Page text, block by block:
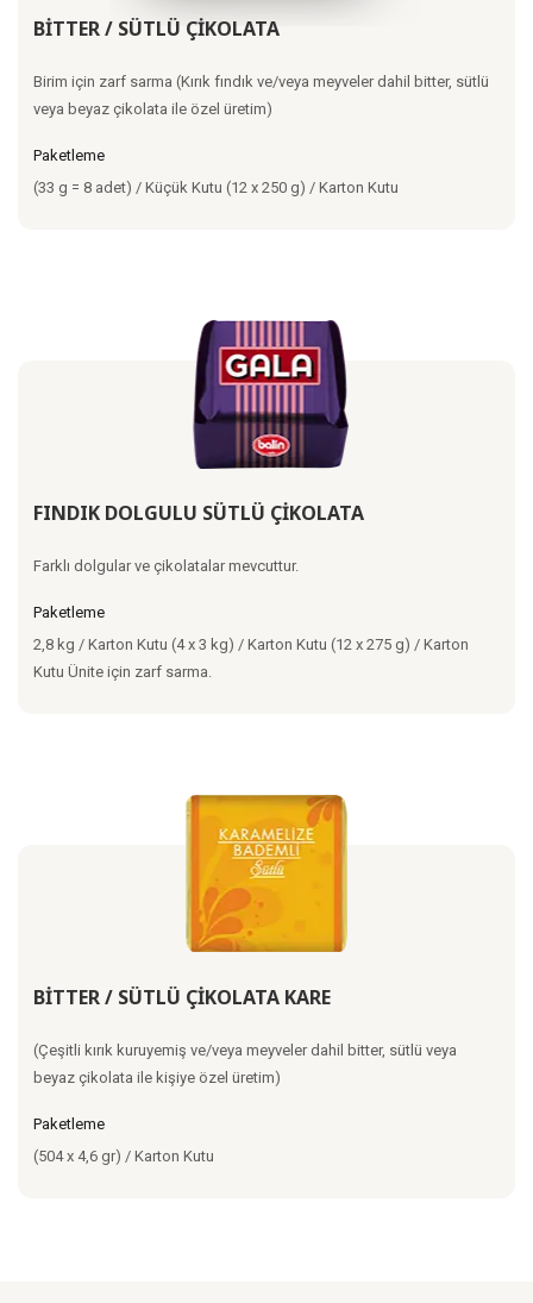
BİTTER / SÜTLÜ ÇİKOLATA
Birim için zarf sarma (Kırık fındık ve/veya meyveler dahil bitter, sütlü
veya beyaz çikolata ile özel üretim)
Paketleme
(33 g = 8 adet) / Küçük Kutu (12 x 250 g) / Karton Kutu
FINDIK DOLGULU SÜTLÜ ÇİKOLATA
Farklı dolgular ve çikolatalar mevcuttur.
Paketleme
2,8 kg / Karton Kutu (4 x 3 kg) / Karton Kutu (12 x 275 g) / Karton
Kutu Ünite için zarf sarma.
BİTTER / SÜTLÜ ÇİKOLATA KARE
(Çeşitli kırık kuruyemiş ve/veya meyveler dahil bitter, sütlü veya
beyaz çikolata ile kişiye özel üretim)
Paketleme
(504 x 4,6 gr) / Karton Kutu